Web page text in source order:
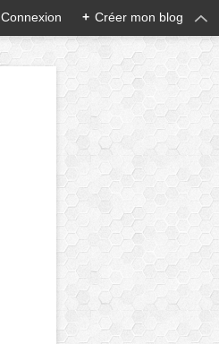
Connexion + Créer mon blog